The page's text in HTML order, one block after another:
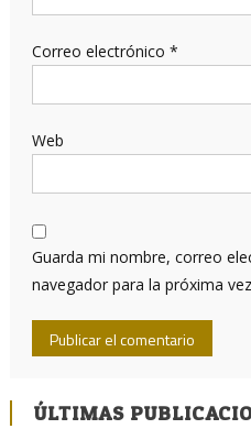
Correo electrónico *
Web
Guarda mi nombre, correo
navegador para la próxima
ÚLTIMAS